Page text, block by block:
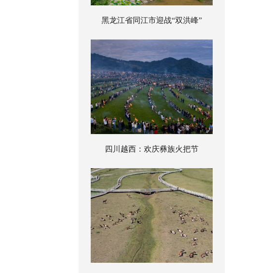
黑龙江省同江市迎战“双洪峰”
四川越西：欢庆彝族火把节